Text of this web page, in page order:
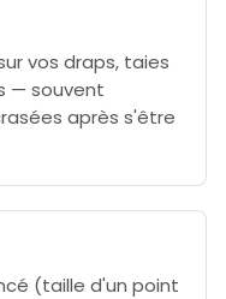
vos draps, taies
— souvent
après s'être
(taille d'un point